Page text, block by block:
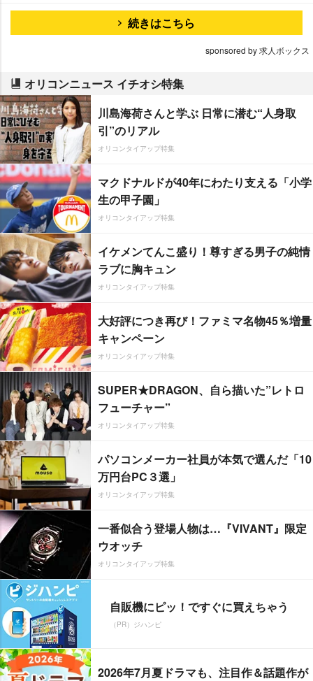
続きはこちら
sponsored by 求人ボックス
オリコンニュース イチオシ特集
川島海荷さんと学ぶ 日常に潜む“人身取
引”のリアル
オリコンタイアップ特集
マクドナルドが40年にわたり支える「小学
生の甲子園」
オリコンタイアップ特集
イケメンてんこ盛り！尊すぎる男子の純情
ラブに胸キュン
オリコンタイアップ特集
大好評につき再び！ファミマ名物45％増量
キャンペーン
オリコンタイアップ特集
SUPER★DRAGON、自ら描いた”レトロ
フューチャー”
オリコンタイアップ特集
パソコンメーカー社員が本気で選んだ「10
万円台PC３選」
オリコンタイアップ特集
一番似合う登場人物は…『VIVANT』限定
ウオッチ
オリコンタイアップ特集
自販機にピッ！ですぐに買えちゃう
（PR）ジハンピ
2026年7月夏ドラマも、注目作＆話題作が